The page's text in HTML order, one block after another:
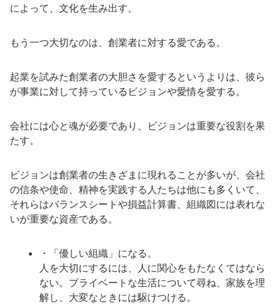
によって、文化を生み出す。
もう一つ大切なのは、創業者に対する愛である。
起業を試みた創業者の大胆さを愛するというよりは、彼ら
が事業に対して持っているビジョンや愛情を愛する。
会社には心と魂が必要であり、ビジョンは重要な役割を果
たす。
ビジョンは創業者の生きざまに現れることが多いが、会社
の信条や使命、精神を実践する人たちは他にも多くいて、
それらはバランスシートや損益計算書、組織図には表れな
いが重要な資産である。
・「優しい組織」になる。
人を大切にするには、人に関心をもたなくてはなら
ない。プライベートな生活について尋ね、家族を理
解し、大変なときには駆けつける。